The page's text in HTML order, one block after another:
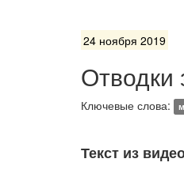
24 ноября 2019
Отводки
Ключевые слова:
Текст из